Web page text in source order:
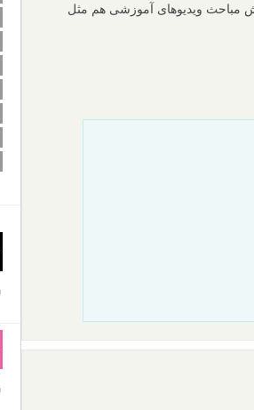
مباحث ویدیوهای آموزشی هم مثل